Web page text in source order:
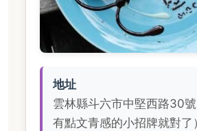
地址
雲林縣斗六市中堅西路30
有點文青感的小招牌就對了）